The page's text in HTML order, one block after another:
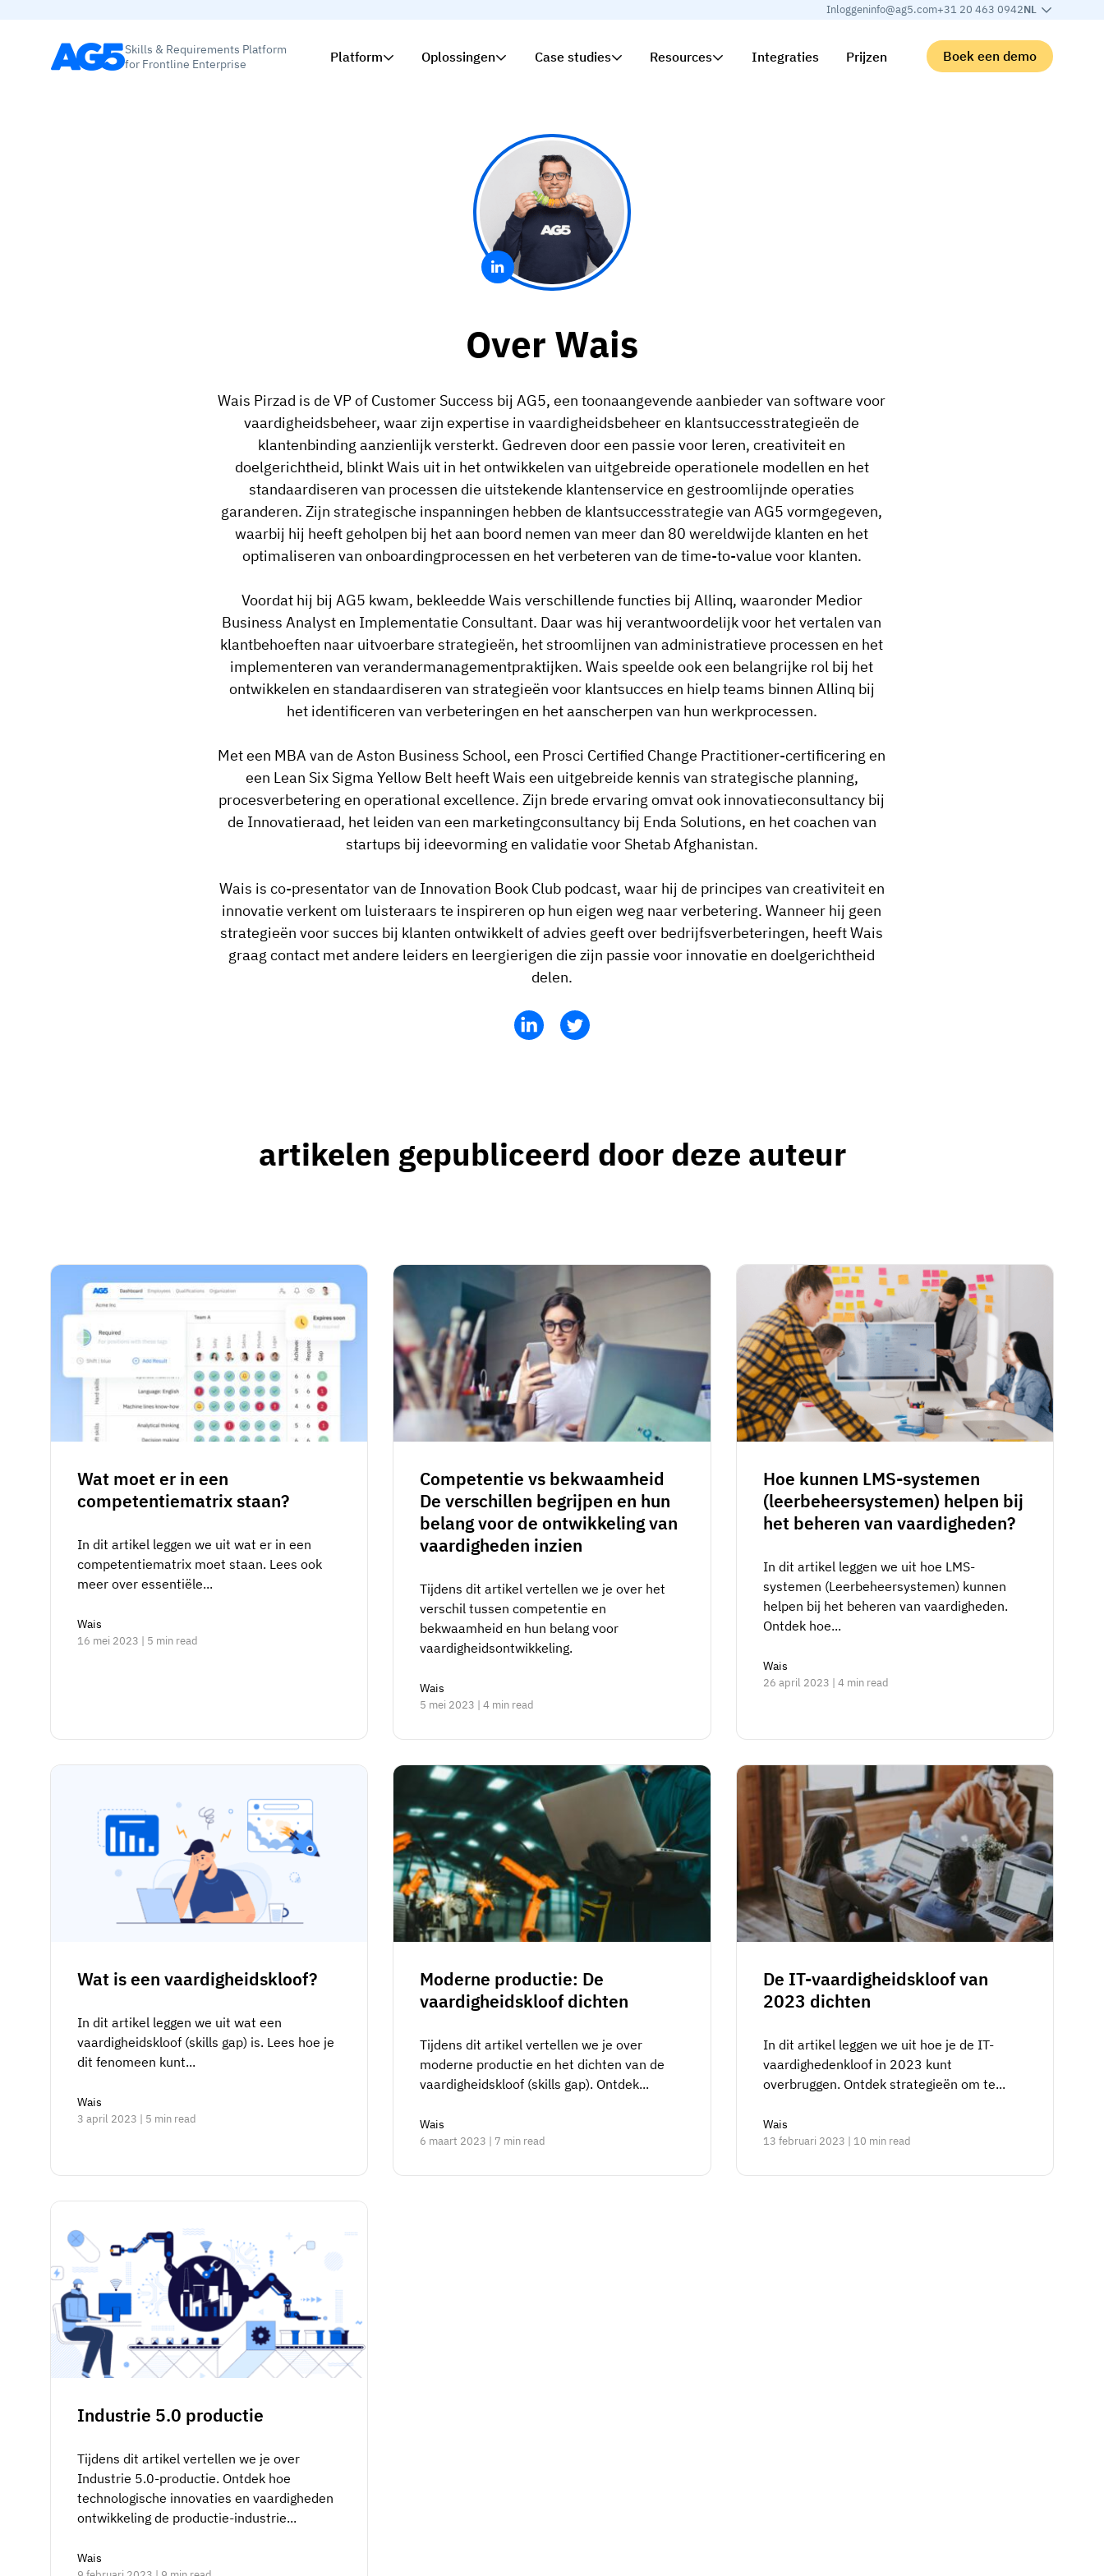
Inloggeninfo@ag5.com+31 20 463 0942NL
Skills & Requirements Platform
for Frontline Enterprise
Platform Oplossingen Case studies Resources Integraties Prijzen Boek een demo
Over Wais
Wais Pirzad is de VP of Customer Success bij AG5, een toonaangevende aanbieder van software voor
vaardigheidsbeheer, waar zijn expertise in vaardigheidsbeheer en klantsuccesstrategieën de
klantenbinding aanzienlijk versterkt. Gedreven door een passie voor leren, creativiteit en
doelgerichtheid, blinkt Wais uit in het ontwikkelen van uitgebreide operationele modellen en het
standaardiseren van processen die uitstekende klantenservice en gestroomlijnde operaties
garanderen. Zijn strategische inspanningen hebben de klantsuccesstrategie van AG5 vormgegeven,
waarbij hij heeft geholpen bij het aan boord nemen van meer dan 80 wereldwijde klanten en het
optimaliseren van onboardingprocessen en het verbeteren van de time-to-value voor klanten.
Voordat hij bij AG5 kwam, bekleedde Wais verschillende functies bij Allinq, waaronder Medior
Business Analyst en Implementatie Consultant. Daar was hij verantwoordelijk voor het vertalen van
klantbehoeften naar uitvoerbare strategieën, het stroomlijnen van administratieve processen en het
implementeren van verandermanagementpraktijken. Wais speelde ook een belangrijke rol bij het
ontwikkelen en standaardiseren van strategieën voor klantsucces en hielp teams binnen Allinq bij
het identificeren van verbeteringen en het aanscherpen van hun werkprocessen.
Met een MBA van de Aston Business School, een Prosci Certified Change Practitioner-certificering en
een Lean Six Sigma Yellow Belt heeft Wais een uitgebreide kennis van strategische planning,
procesverbetering en operational excellence. Zijn brede ervaring omvat ook innovatieconsultancy bij
de Innovatieraad, het leiden van een marketingconsultancy bij Enda Solutions, en het coachen van
startups bij ideevorming en validatie voor Shetab Afghanistan.
Wais is co-presentator van de Innovation Book Club podcast, waar hij de principes van creativiteit en
innovatie verkent om luisteraars te inspireren op hun eigen weg naar verbetering. Wanneer hij geen
strategieën voor succes bij klanten ontwikkelt of advies geeft over bedrijfsverbeteringen, heeft Wais
graag contact met andere leiders en leergierigen die zijn passie voor innovatie en doelgerichtheid
delen.
artikelen gepubliceerd door deze auteur
Wat moet er in een
competentiematrix staan?
In dit artikel leggen we uit wat er in een
competentiematrix moet staan. Lees ook
meer over essentiële...
Wais
16 mei 2023 | 5 min read
Competentie vs bekwaamheid
De verschillen begrijpen en hun
belang voor de ontwikkeling van
vaardigheden inzien
Tijdens dit artikel vertellen we je over het
verschil tussen competentie en
bekwaamheid en hun belang voor
vaardigheidsontwikkeling.
Wais
5 mei 2023 | 4 min read
Hoe kunnen LMS-systemen
(leerbeheersystemen) helpen bij
het beheren van vaardigheden?
In dit artikel leggen we uit hoe LMS-
systemen (Leerbeheersystemen) kunnen
helpen bij het beheren van vaardigheden.
Ontdek hoe...
Wais
26 april 2023 | 4 min read
Wat is een vaardigheidskloof?
In dit artikel leggen we uit wat een
vaardigheidskloof (skills gap) is. Lees hoe je
dit fenomeen kunt...
Wais
3 april 2023 | 5 min read
Moderne productie: De
vaardigheidskloof dichten
Tijdens dit artikel vertellen we je over
moderne productie en het dichten van de
vaardigheidskloof (skills gap). Ontdek...
Wais
6 maart 2023 | 7 min read
De IT-vaardigheidskloof van
2023 dichten
In dit artikel leggen we uit hoe je de IT-
vaardighedenkloof in 2023 kunt
overbruggen. Ontdek strategieën om te...
Wais
13 februari 2023 | 10 min read
Industrie 5.0 productie
Tijdens dit artikel vertellen we je over
Industrie 5.0-productie. Ontdek hoe
technologische innovaties en vaardigheden
ontwikkeling de productie-industrie...
Wais